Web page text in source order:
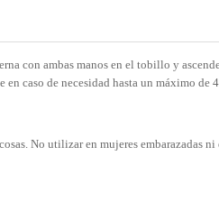
con ambas manos en el tobillo y
caso de necesidad hasta un máximo
No utilizar en mujeres embarazadas